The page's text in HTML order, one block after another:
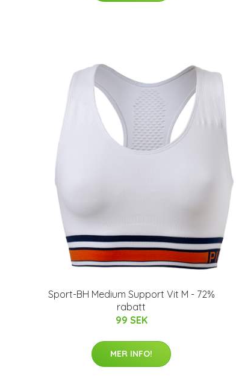
Sport-BH Medium Support Vit M - 72%
rabatt
99 SEK
MER INFO!